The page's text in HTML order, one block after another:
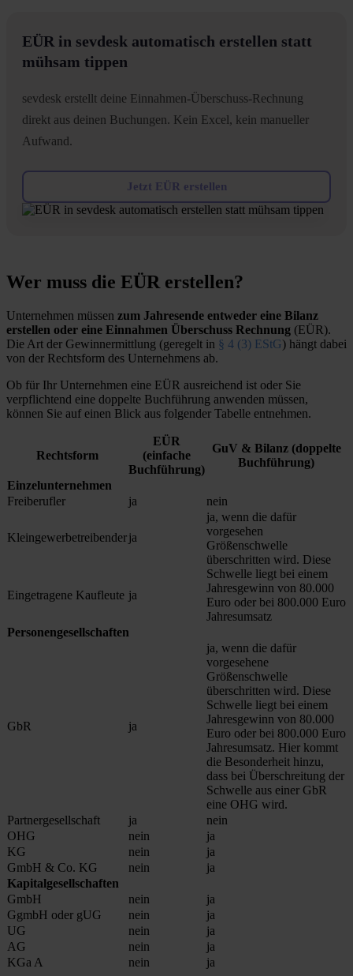
EÜR in sevdesk automatisch erstellen statt
mühsam tippen
sevdesk erstellt deine Einnahmen-Überschuss-Rechnung
direkt aus deinen Buchungen. Kein Excel, kein manueller
Aufwand.
Jetzt EÜR erstellen
Wer muss die EÜR erstellen?
Unternehmen müssen zum Jahresende entweder eine Bilanz
erstellen oder eine Einnahmen Überschuss Rechnung (EÜR).
Die Art der Gewinnermittlung (geregelt in § 4 (3) EStG) hängt dabei
von der Rechtsform des Unternehmens ab.
Ob für Ihr Unternehmen eine EÜR ausreichend ist oder Sie
verpflichtend eine doppelte Buchführung anwenden müssen,
können Sie auf einen Blick aus folgender Tabelle entnehmen.
Rechtsform
EÜR
(einfache
Buchführung)
GuV & Bilanz (doppelte
Buchführung)
Einzelunternehmen
Freiberufler
ja nein
Kleingewerbetreibenderja
ja, wenn die dafür
vorgesehen
Größenschwelle
überschritten wird. Diese
Schwelle liegt bei einem
Jahresgewinn von 80.000
Euro oder bei 800.000 Euro
Jahresumsatz
Eingetragene Kaufleute ja
Personengesellschaften
GbR ja
ja, wenn die dafür
vorgesehene
Größenschwelle
überschritten wird. Diese
Schwelle liegt bei einem
Jahresgewinn von 80.000
Euro oder bei 800.000 Euro
Jahresumsatz. Hier kommt
die Besonderheit hinzu,
dass bei Überschreitung der
Schwelle aus einer GbR
eine OHG wird.
Partnergesellschaft
ja
nein
OHG
nein
ja
KG
nein
ja
GmbH & Co. KG
nein
ja
Kapitalgesellschaften
GmbH
nein
ja
GgmbH oder gUG
nein
ja
UG
nein
ja
AG
nein
ja
KGa A
nein ja